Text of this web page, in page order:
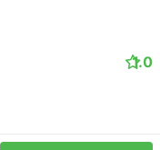
1.0